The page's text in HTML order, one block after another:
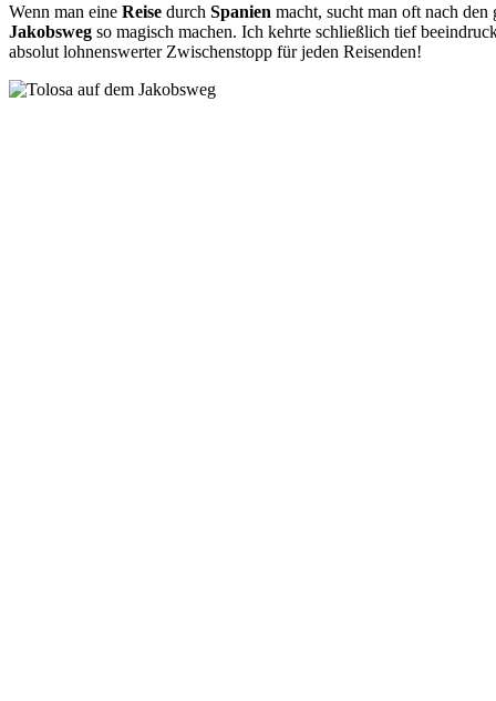
Wenn man eine Reise durch Spanien macht, sucht man oft nach
Jakobsweg so magisch machen. Ich kehrte schließlich tief
absolut lohnenswerter Zwischenstopp für jeden Reisenden!